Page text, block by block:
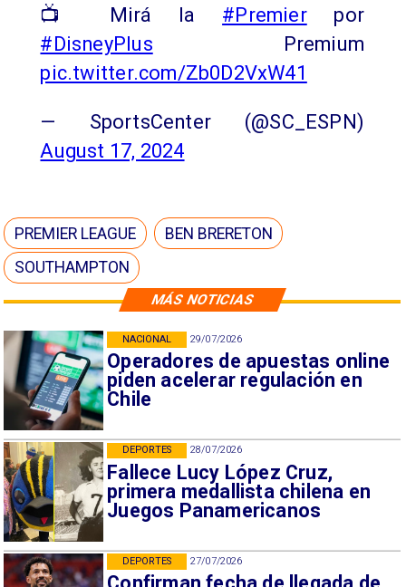
MÁS NOTICIAS
29/07/2026
Operadores de apuestas online
piden acelerar regulación en
Chile
NACIONAL
28/07/2026
Fallece Lucy López Cruz,
primera medallista chilena en
Juegos Panamericanos
DEPORTES
27/07/2026
DEPORTES
📺 Mirá la #Premierpor
#DisneyPlus Premium
pic.twitter.com/Zb0D2VxW41
— SportsCenter (@SC_ESPN)
August 17, 2024
PREMIER LEAGUE
BEN BRERETON
SOUTHAMPTON